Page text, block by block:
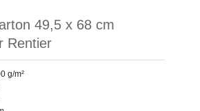
49,5 x 68 cm
Rentier
g/m²